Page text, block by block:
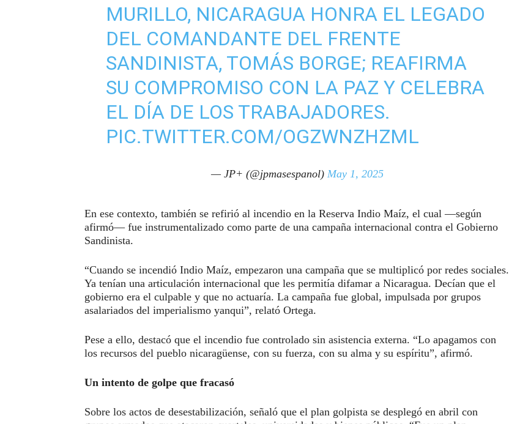
MURILLO, NICARAGUA HONRA EL LEGADO
DEL COMANDANTE DEL FRENTE
SANDINISTA, TOMÁS BORGE; REAFIRMA
SU COMPROMISO CON LA PAZ Y CELEBRA
EL DÍA DE LOS TRABAJADORES.
PIC.TWITTER.COM/OGZWNZHZML
— JP+ (@jpmasespanol) May 1, 2025
En ese contexto, también se refirió al incendio en la Reserva Indio Maíz, el cual —según
afirmó— fue instrumentalizado como parte de una campaña internacional contra el Gobierno
Sandinista.
“Cuando se incendió Indio Maíz, empezaron una campaña que se multiplicó por redes sociales.
Ya tenían una articulación internacional que les permitía difamar a Nicaragua. Decían que el
gobierno era el culpable y que no actuaría. La campaña fue global, impulsada por grupos
asalariados del imperialismo yanqui”, relató Ortega.
Pese a ello, destacó que el incendio fue controlado sin asistencia externa. “Lo apagamos con
los recursos del pueblo nicaragüense, con su fuerza, con su alma y su espíritu”, afirmó.
Un intento de golpe que fracasó
Sobre los actos de desestabilización, señaló que el plan golpista se desplegó en abril con